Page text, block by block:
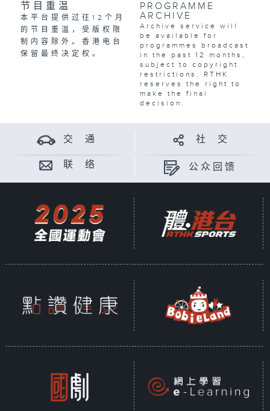
节目重温
本平台提供过往12个月
的节目重温，受版权限
制内容除外。香港电台
保留最终决定权。
PROGRAMME
ARCHIVE
Archive service will
be available for
programmes broadcast
in the past 12 months,
subject to copyright
restrictions. RTHK
reserves the right to
make the final
decision.
交 通 社 交
联 络 公众回馈